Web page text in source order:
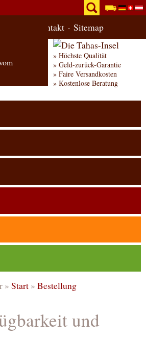
Kontakt Sitemap
Höchste Qualität
Geld-zurück-Garantie
Faire Versandkosten
Kostenlose Beratung
» Start » Bestellung
und